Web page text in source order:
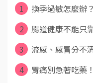
1
換季過敏怎麼辦
2
腸道健康不能只
3
流感、感冒分不
4
胃痛別急著吃藥